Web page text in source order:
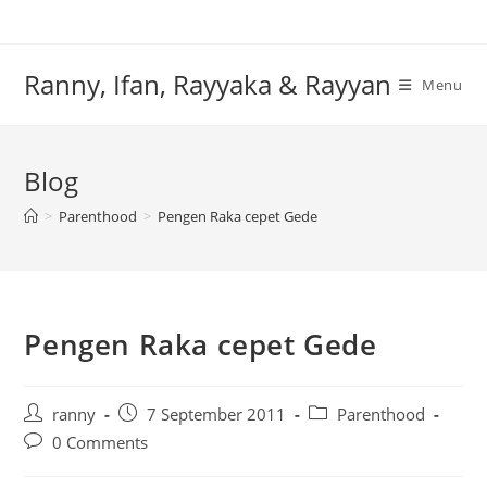
Ranny, Ifan, Rayyaka & Rayyan Menu
Blog
> Parenthood > Pengen Raka cepet Gede
Pengen Raka cepet Gede
Post
author:
ranny
Post
published:
7 September 2011
PostParenthood
Post0 Comments